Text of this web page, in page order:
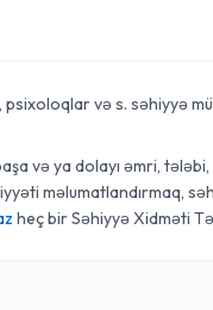
və s. səhiyyə
və ya dolayı əmri,
məlumatlandırmaq,
heç bir Səhiyyə Xidməti